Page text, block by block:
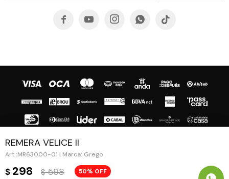
REMERA VELICE II
MR63000-01 | Marca: Grego
$ 298 $ 598 50
    